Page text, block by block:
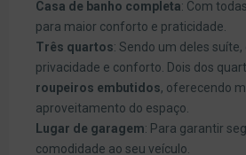
Casa de banho completa: Com
para maior conforto e praticidade.
Três quartos: Sendo um deles
privacidade e conforto. Dois dos
roupeiros embutidos, oferecendo
aproveitamento do espaço.
Lugar de garagem: Para garantir
comodidade ao seu veículo.